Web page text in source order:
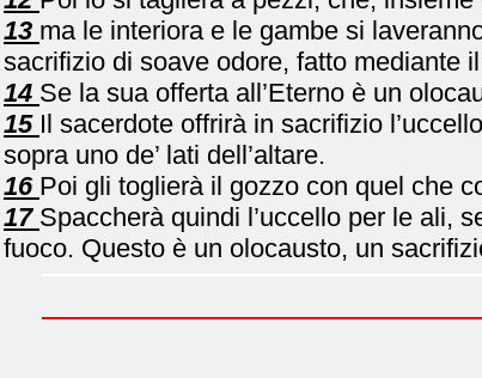
13 ma le interiora e le gambe si
sacrifizio di soave odore, fatto mediante
14 Se la sua offerta all’Eterno è un
15 Il sacerdote offrirà in sacrifizio
sopra uno de’ lati dell’altare.
16 Poi gli toglierà il gozzo con quel che
17 Spaccherà quindi l’uccello per le ali,
fuoco. Questo è un olocausto, un